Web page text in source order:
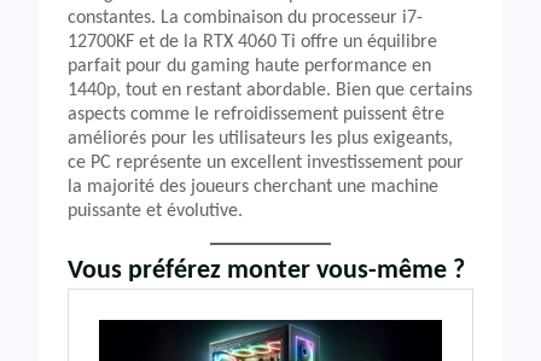
constantes. La combinaison du processeur i7-
12700KF et de la RTX 4060 Ti offre un équilibre
parfait pour du gaming haute performance en
1440p, tout en restant abordable. Bien que certains
aspects comme le refroidissement puissent être
améliorés pour les utilisateurs les plus exigeants,
ce PC représente un excellent investissement pour
la majorité des joueurs cherchant une machine
puissante et évolutive.
Vous préférez monter vous-même ?